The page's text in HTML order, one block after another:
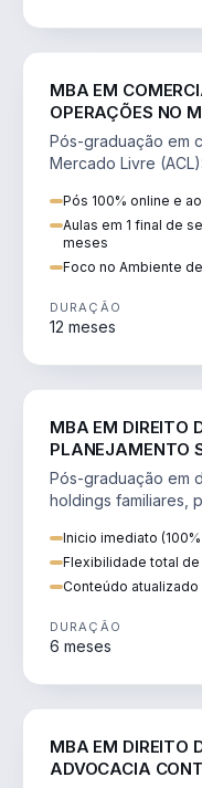
MBA EM
OPERAÇÕES NO
Pós-graduação em
Mercado Livre
Pós 100% online e
Aulas em 1 final de
meses
Foco no Ambiente
DURAÇÃO
12 meses
MBA EM DIREITO
PLANEJAMENTO
Pós-graduação em
holdings familiares,
Inicio imediato
Flexibilidade total
Conteúdo
DURAÇÃO
6 meses
MBA EM DIREITO
ADVOCACIA